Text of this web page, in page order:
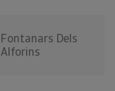
Fontanars Dels
Alforins